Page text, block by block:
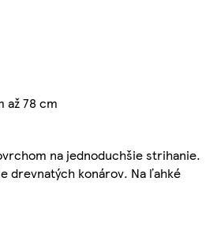
až 78 cm
na jednoduchšie strihanie.
drevnatých konárov. Na ľahké